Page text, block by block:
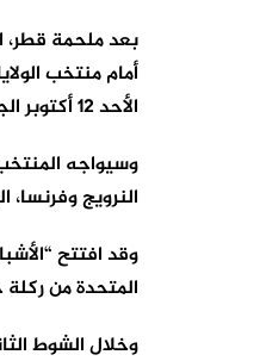
الأحد 12 أكتوبر الجاري (بتوقيت المغرب)، بملعب “إل تينيينتي” بمدينة رانكاغوا بالشيلي.
النرويج وفرنسا،
المتحدة من ركلة